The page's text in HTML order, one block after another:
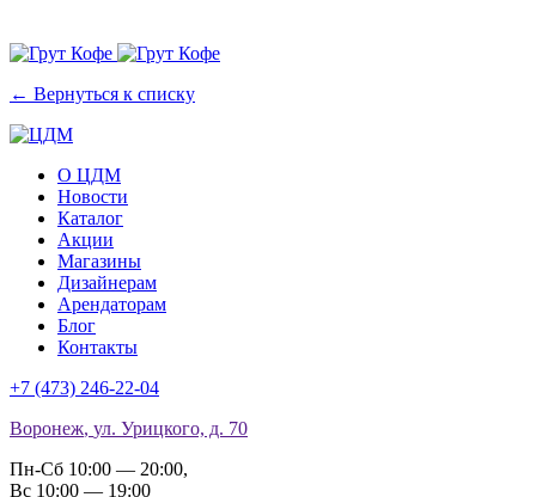
← Вернуться к списку
О ЦДМ
Новости
Каталог
Акции
Магазины
Дизайнерам
Арендаторам
Блог
Контакты
+7 (473) 246-22-04
Воронеж, ул. Урицкого, д. 70
Пн-Сб 10:00 — 20:00,
Вс 10:00 — 19:00